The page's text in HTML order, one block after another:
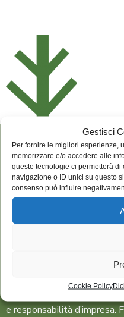
Gestisci
Per fornire le migliori esperienze,
memorizzare e/o accedere alle
queste tecnologie ci permetterà
navigazione o ID unici su questo
consenso può influire
Cookie Policy
Sono due gli aspetti della
gli sforzi della Maroso Ivo
implicazioni sociali.Il
è il luogo in cui l’azienda
proprie iniziative per la
scegliendo
punto di vista visivo, e
smaltimento dei rifiuti. Una
e responsabilità d’impresa.